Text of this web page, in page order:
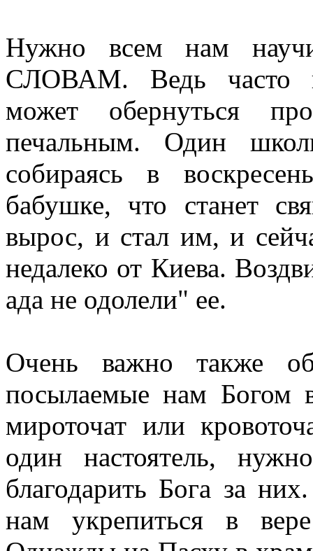
Нужно всем нам
СЛОВАМ. Ведь часто
может обернуться
печальным. Один
собираясь в
бабушке, что станет
вырос, и стал им, и
недалеко от Киева.
ада не одолели" ее.
Очень важно также
посылаемые нам Богом
мироточат или
один настоятель,
благодарить Бога за
нам укрепиться в